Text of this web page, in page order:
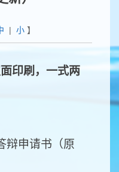
| 小】
印刷，一式两
辩申请书（原